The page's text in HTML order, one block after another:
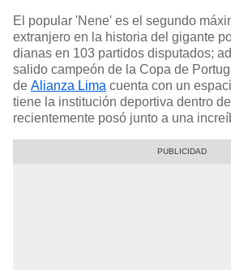
El popular 'Nene' es el segundo
extranjero en la historia del gigante
dianas en 103 partidos disputados;
salido campeón de la Copa de
de Alianza Lima cuenta con un
tiene la institución deportiva dentro
recientemente posó junto a una